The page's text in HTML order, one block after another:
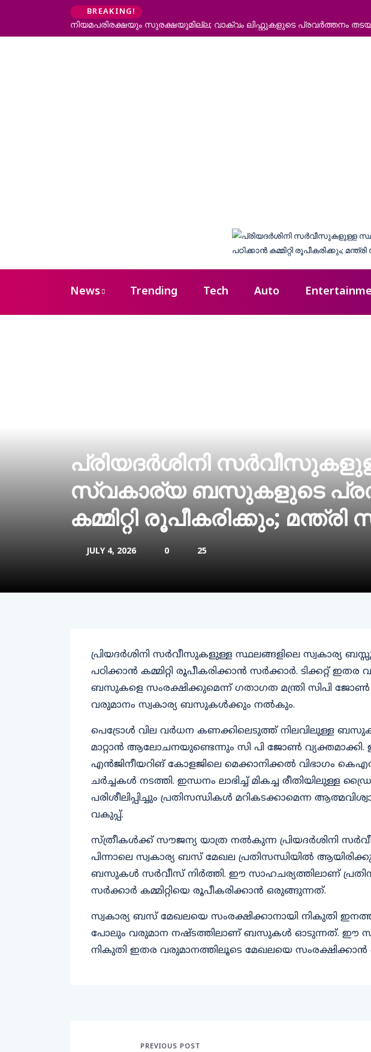
BREAKING!
നിയമപരിരക്ഷയും സുരക്ഷയുമില്ല; വാക്വം ലിഫ്റ്റുകളുടെ പ്രവര്‍ത്തനം
News Trending Tech Auto
പ്രിയദർശിനി
സ്വകാര്യ ബസുകളുടെ
കമ്മിറ്റി രൂപീകരിക്കും;
JULY 4, 2026 0 25
പ്രിയദർശിനി സർവീസുകളുള്ള സ്ഥലങ്ങളിലെ സ്വകാര്യ
പഠിക്കാൻ കമ്മിറ്റി രൂപീകരിക്കാൻ സർക്കാർ. ടിക്കറ്റ്
ബസുകളെ സംരക്ഷിക്കുമെന്ന് ഗതാഗത മന്ത്രി സിപി
വരുമാനം സ്വകാര്യ ബസുകൾക്കും നൽകും.
പെട്രോൾ വില വർധന കണക്കിലെടുത്ത് നിലവിലുള്ള
മാറ്റാൻ ആലോചനയുണ്ടെന്നും സി പി ജോൺ വ്യക്തമാക്കി.
എൻജിനീയറിങ് കോളജിലെ മെക്കാനിക്കൽ വിഭാഗം
ചർച്ചകൾ നടത്തി. ഇന്ധനം ലാഭിച്ച് മികച്ച രീതിയിലുള്ള
പരിശീലിപ്പിച്ചും പ്രതിസന്ധികൾ മറികടക്കാമെന്ന
വകുപ്പ്.
സ്ത്രീകൾക്ക് സൗജന്യ യാത്ര നൽകുന്ന പ്രിയദർശിനി
പിന്നാലെ സ്വകാര്യ ബസ് മേഖല പ്രതിസന്ധിയിൽ
ബസുകൾ സർവീസ് നിർത്തി. ഈ സാഹചര്യത്തിലാണ്
സർക്കാർ കമ്മിറ്റിയെ രൂപീകരിക്കാൻ ഒരുങ്ങുന്നത്.
സ്വകാര്യ ബസ് മേഖലയെ സംരക്ഷിക്കാനായി നികുതി
പോലും വരുമാന നഷ്ടത്തിലാണ് ബസുകൾ ഓടുന്നത്. ഈ
നികുതി ഇതര വരുമാനത്തിലൂടെ മേഖലയെ
PREVIOUS POST